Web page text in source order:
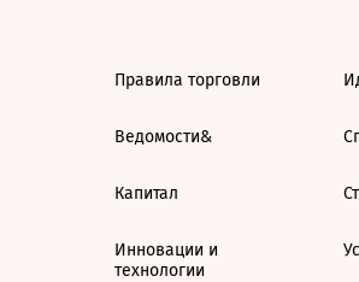
Правила торговли
Ведомости&
Капитал
Инновации и
технологии